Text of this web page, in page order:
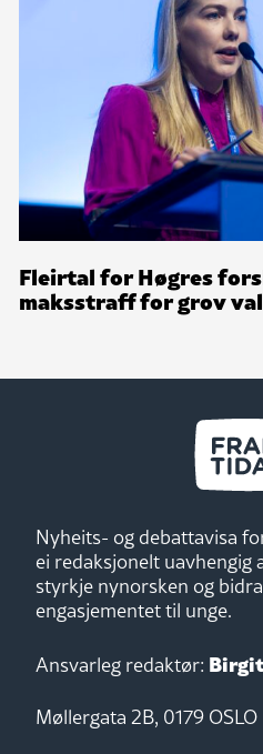
Fleirtal for Høgres
maksstraff for grov
Nyheits- og debattavisa
ei redaksjonelt uavhengig
styrkje nynorsken og
engasjementet til unge.
Ansvarleg redaktør:
Møllergata 2B, 0179 OSLO